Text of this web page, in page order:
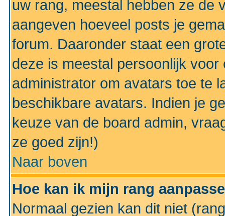
uw rang, meestal hebben ze de
aangeven hoeveel posts je
forum. Daaronder staat een
deze is meestal persoonlijk
administrator om avatars toe te
beschikbare avatars. Indien je
keuze van de board admin,
ze goed zijn!)
Naar boven
Hoe kan ik mijn rang
Normaal gezien kan dit niet